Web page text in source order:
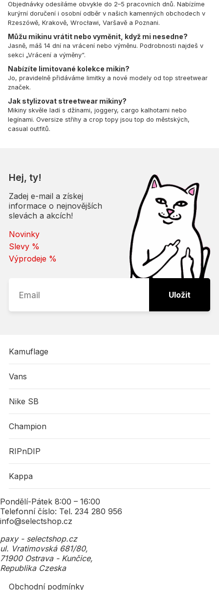
Objednávky odesíláme obvykle do 2–5 pracovních dnů. Nabízíme
kurýrní doručení i osobní odběr v našich kamenných obchodech v
Rzeszówě, Krakově, Wrocławi, Varšavě a Poznani.
Můžu mikinu vrátit nebo vyměnit, když mi nesedne?
Jasně, máš 14 dní na vrácení nebo výměnu. Podrobnosti najdeš v
sekci „Vrácení a výměny“.
Nabízíte limitované kolekce mikin?
Jo, pravidelně přidáváme limitky a nové modely od top streetwear
značek.
Jak stylizovat streetwear mikiny?
Mikiny skvěle ladí s džínami, joggery, cargo kalhotami nebo
legínami. Oversize střihy a crop topy jsou top do městských,
casual outfitů.
Hej, ty!
Zadej e-mail a získej
informace o nejnovějších
slevách a akcích!
Novinky
Slevy %
Výprodeje %
Uložit
Kamuflage
Vans
Nike SB
Champion
RIPnDIP
Kappa
Pondělí-Pátek 8:00 – 16:00
Telefonní číslo: Tel. 234 280 956
info@selectshop.cz
paxy - selectshop.cz
ul. Vratimovská 681/80,
71900 Ostrava - Kunčice,
Republika Czeska
Obchodní podmínky